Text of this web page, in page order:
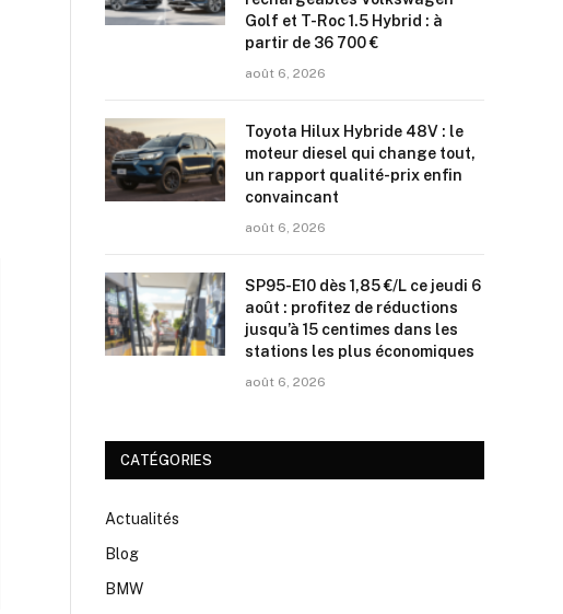
Golf et T-Roc 1.5 Hybrid : à
partir de 36 700 €
août 6, 2026
Toyota Hilux Hybride 48V : le
moteur diesel qui change tout,
un rapport qualité-prix enfin
convaincant
août 6, 2026
SP95-E10 dès 1,85 €/L ce jeudi 6
août : profitez de réductions
jusqu’à 15 centimes dans les
stations les plus économiques
août 6, 2026
CATÉGORIES
Actualités
Blog
BMW